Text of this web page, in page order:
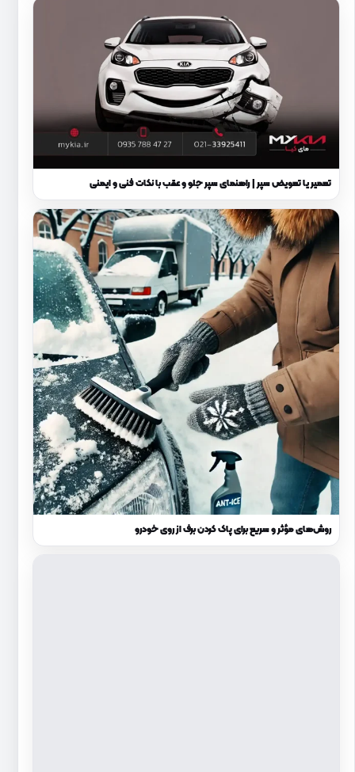
تعمیر یا تعویض سپر | راهنمای سپر جلو و عقب با نکات فنی و ایمنی
روش‌های مؤثر و سریع برای پاک کردن برف از روی خودرو